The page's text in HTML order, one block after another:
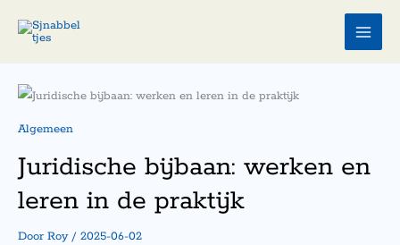
naar
inhoud
Algemeen
Juridische bijbaan: werken en
leren in de praktijk
Door Roy/ 2025-06-02